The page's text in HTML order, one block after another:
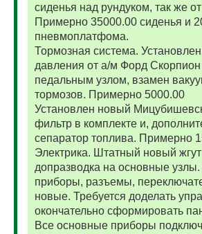
сиденья над рундуком, так же
Примерно 35000.00 сиденья и
пневмоплатфома.
Тормозная система.
давления от а/м Форд
педальным узлом, взамен
тормозов. Примерно 5000.00
Установлен новый
фильтр в комплекте и,
сепаратор топлива. Примерно
Электрика. Штатный новый
допразводка на основные
приборы, разъемы,
новые. Требуется доделать
окончательно сформировать
Все основные приборы